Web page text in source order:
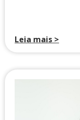
Leia mais >